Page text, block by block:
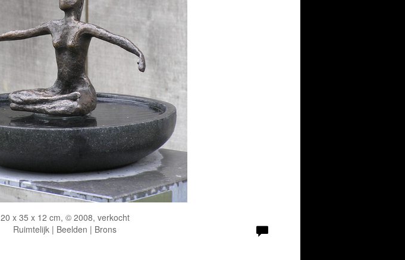
20 x 35 x 12 cm, © 2008, verkocht
Ruimtelijk | Beelden | Brons